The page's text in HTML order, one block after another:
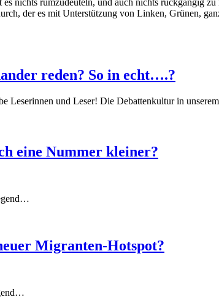
der es mit Unterstützung von Linken, Grünen,
reden? So in echt….?
Leserinnen und Leser! Die Debattenkultur in
eine Nummer kleiner?
Migranten-Hotspot?